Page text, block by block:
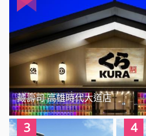
藏壽司 高雄時代大道店
3 4